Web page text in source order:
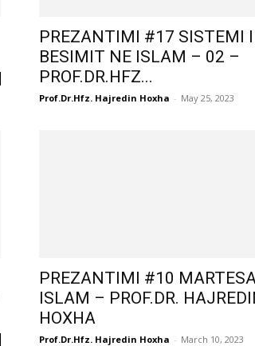
PREZANTIMI #17 SISTEMI I
BESIMIT NE ISLAM – 02 –
PROF.DR.HFZ...
Prof.Dr.Hfz. Hajredin Hoxha - May 25, 2023
PREZANTIMI #10
ISLAM – PROF.DR.
HOXHA
Prof.Dr.Hfz. Hajredin Hoxha - March 10, 2023